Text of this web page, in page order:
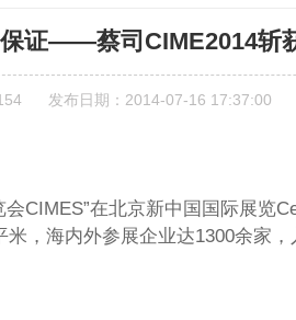
证——蔡司CIME2014斩
发布日期：2014-07-16 17:37:00
CIMES”在北京新中国国际展览
，海内外参展企业达1300余家，